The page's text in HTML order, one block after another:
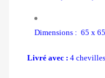
Dimensions : 65 x
Livré avec : 4 chevilles